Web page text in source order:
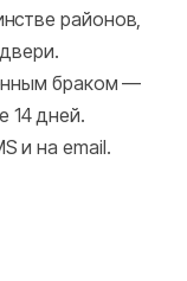
районов,
браком —
14 дней.
и на email.